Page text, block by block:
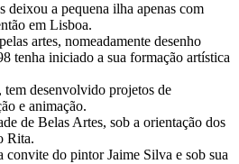
deixou a pequena ilha apenas com
em Lisboa.
artes, nomeadamente desenho
tenha iniciado a sua formação artística
tem desenvolvido projetos de
e animação.
de Belas Artes, sob a orientação dos
Rita.
do pintor Jaime Silva e sob sua